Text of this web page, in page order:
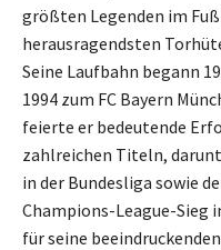
größten Legenden im
herausragendsten
Seine Laufbahn begann
1994 zum FC Bayern
feierte er bedeutende
zahlreichen Titeln,
in der Bundesliga sowie
Champions-League-Sieg
für seine